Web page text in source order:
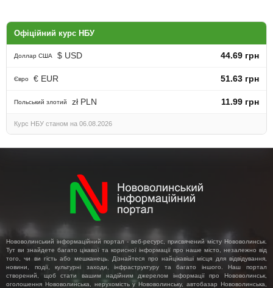
Офіційний курс НБУ
Доллар США $ USD 44.69 грн
Євро € EUR 51.63 грн
Польський злотий zł PLN 11.99 грн
Курс НБУ станом на 06.08.2026
Нововолинський інформаційний портал - веб-ресурс, присвячений місту Нововолинськ.
Тут ви знайдете багато цікавої та корисної інформації про наше місто, незалежно від
того, чи ви гість або мешканець. Дізнайтеся про найцікавіші місця для відвідування,
новини, події, культурні заходи, інфраструктуру та багато іншого. Наш портал
створений, щоб стати вашим надійним джерелом інформації про Нововолинськ,
оголошення Нововолинська, нерухомість у Нововолинську, автобазар Нововолинська,